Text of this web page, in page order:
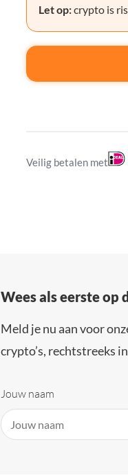
Let op:crypto is
Veilig betalen met
Wees als eerste op
Meld je nu aan voor
crypto’s, rechtstreeks
Jouw naam